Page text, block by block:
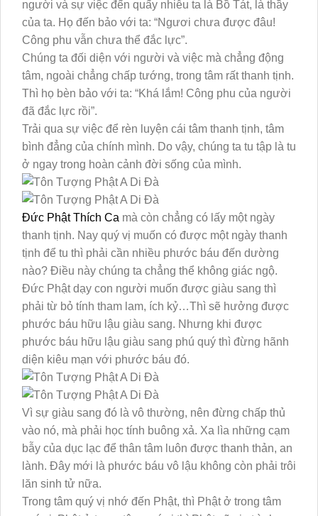
người và sự việc đến quấy nhiễu ta là Bồ Tát, là thầy
của ta. Họ đến bảo với ta: “Ngươi chưa được đâu!
Công phu vẫn chưa thể đắc lực”.
Chúng ta đối diện với người và việc mà chẳng động
tâm, ngoài chẳng chấp tướng, trong tâm rất thanh tịnh.
Thì họ bèn bảo với ta: “Khá lắm! Công phu của người
đã đắc lực rồi”.
Trải qua sự việc để rèn luyện cái tâm thanh tịnh, tâm
bình đẳng của chính mình. Do vậy, chúng ta tu tập là tu
ở ngay trong hoàn cảnh đời sống của mình.
Đức Phật Thích Ca mà còn chẳng có lấy một ngày
thanh tịnh. Nay quý vị muốn có được một ngày thanh
tịnh để tu thì phải cần nhiều phước báu đến dường
nào? Điều này chúng ta chẳng thể không giác ngộ.
Đức Phật dạy con người muốn được giàu sang thì
phải từ bỏ tính tham lam, ích kỷ…Thì sẽ hưởng được
phước báu hữu lậu giàu sang. Nhưng khi được
phước báu hữu lậu giàu sang phú quý thì đừng hãnh
diện kiêu mạn với phước báu đó.
Vì sự giàu sang đó là vô thường, nên đừng chấp thủ
vào nó, mà phải học tính buông xả. Xa lìa những cạm
bẫy của dục lạc để thân tâm luôn được thanh thản, an
lành. Đây mới là phước báu vô lậu không còn phải trôi
lăn sinh tử nữa.
Trong tâm quý vị nhớ đến Phật, thì Phật ở trong tâm